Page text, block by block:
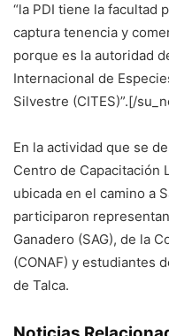
“la PDI tiene la facultad
captura tenencia y
porque es la autoridad
Internacional de
Silvestre (CITES)”.[/
En la actividad que se
Centro de Capacitación
ubicada en el camino a
participaron
Ganadero (SAG), de la
(CONAF) y estudiantes
de Talca.